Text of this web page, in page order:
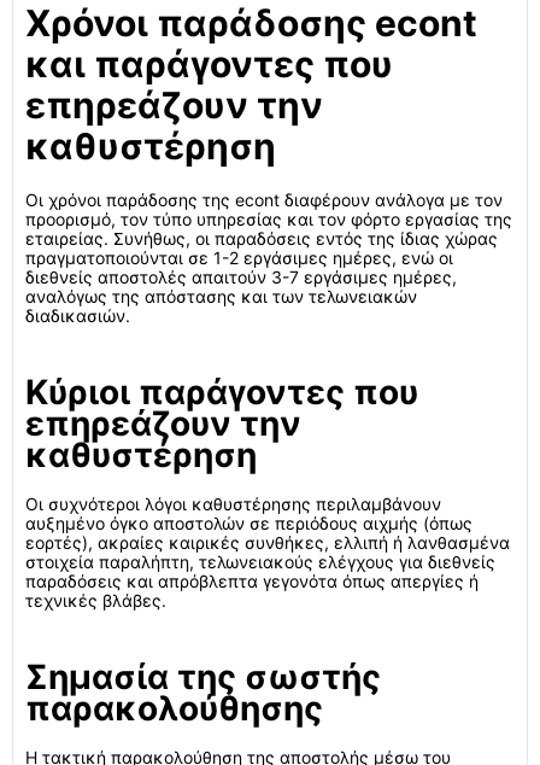
Χρόνοι παράδοσης econt
και παράγοντες που
επηρεάζουν την
καθυστέρηση
Οι χρόνοι παράδοσης της econt διαφέρουν ανάλογα με τον
προορισμό, τον τύπο υπηρεσίας και τον φόρτο εργασίας της
εταιρείας. Συνήθως, οι παραδόσεις εντός της ίδιας χώρας
πραγματοποιούνται σε 1-2 εργάσιμες ημέρες, ενώ οι
διεθνείς αποστολές απαιτούν 3-7 εργάσιμες ημέρες,
αναλόγως της απόστασης και των τελωνειακών
διαδικασιών.
Κύριοι παράγοντες που
επηρεάζουν την
καθυστέρηση
Οι συχνότεροι λόγοι καθυστέρησης περιλαμβάνουν
αυξημένο όγκο αποστολών σε περιόδους αιχμής (όπως
εορτές), ακραίες καιρικές συνθήκες, ελλιπή ή λανθασμένα
στοιχεία παραλήπτη, τελωνειακούς ελέγχους για διεθνείς
παραδόσεις και απρόβλεπτα γεγονότα όπως απεργίες ή
τεχνικές βλάβες.
Σημασία της σωστής
παρακολούθησης
Η τακτική παρακολούθηση της αποστολής μέσω του